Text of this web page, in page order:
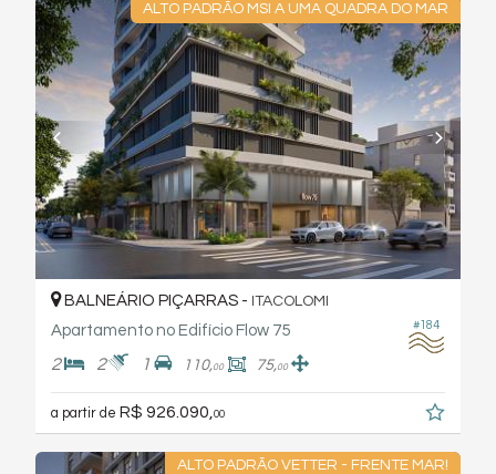
ALTO PADRÃO MSI A UMA QUADRA DO MAR
#184
BALNEÁRIO PIÇARRAS - ITACOLOMI
Apartamento no Edifício Flow 75
2 2 1 110,00 75,00
a partir de R$ 926.090, 00
ALTO PADRÃO VETTER - FRENTE MAR!